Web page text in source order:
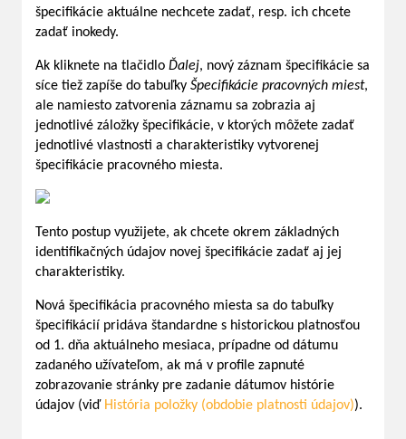
špecifikácie aktuálne nechcete zadať, resp. ich chcete
zadať inokedy.
Ak kliknete na tlačidlo Ďalej, nový záznam špecifikácie sa
síce tiež zapíše do tabuľky Špecifikácie pracovných miest,
ale namiesto zatvorenia záznamu sa zobrazia aj
jednotlivé záložky špecifikácie, v ktorých môžete zadať
jednotlivé vlastnosti a charakteristiky vytvorenej
špecifikácie pracovného miesta.
Tento postup využijete, ak chcete okrem základných
identifikačných údajov novej špecifikácie zadať aj jej
charakteristiky.
Nová špecifikácia pracovného miesta sa do tabuľky
špecifikácií pridáva štandardne s historickou platnosťou
od 1. dňa aktuálneho mesiaca, prípadne od dátumu
zadaného užívateľom, ak má v profile zapnuté
zobrazovanie stránky pre zadanie dátumov histórie
údajov (viď História položky (obdobie platnosti údajov)).